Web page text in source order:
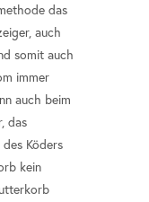
das
auch
somit auch
immer
auch beim
das
Köders
kein